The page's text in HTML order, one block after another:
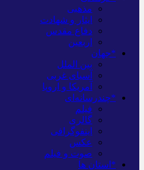
مذهبی
ایثار و شهادت
دفاع مقدس
اربعین
*جهان
بین الملل
آسیای غربی
آمریکا و اروپا
*چندرسانه‌ای
فیلم
گالری
اینفوگرافی
عکس
صوت و فیلم
*استان ها